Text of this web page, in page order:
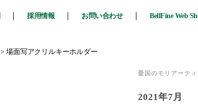
採用情報 お問い合わせ BellFine Web
>場面写アクリルキーホルダー
憂国のモリアーティ
2021年7月